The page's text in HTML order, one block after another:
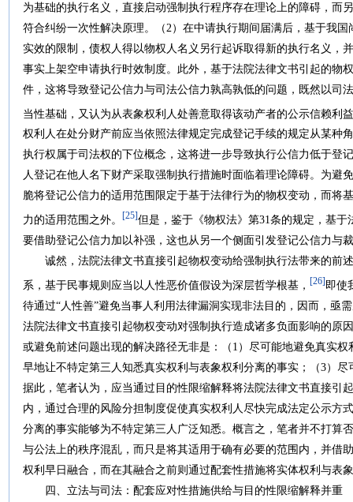
为基础的执行名义，直接启动强制执行程序存在理论上的障碍，而
符合纠纷一次性解决原理。（2）在中请执行期间届满后，基于我
实效的限制，债权人得以物权人名义另行起诉取得新的执行名义，
事实上架空申请执行时效制度。此外，基于法院法律文书引起的物
件，这将导致登记公信力与司法公信力孰高孰低的问题，既然以司
当性基础，又认为从表象权利人处善意取得该动产者的公示信赖利
权利人在处分财产前应当依照法律规定完成登记手续的规定从某种
执行权属于司法权的下位概念，这将进一步导致执行公信力低于登
人登记在他人名下财产采取强制执行措施时面临着理论障碍。为避
脆将登记公信力的适用范围限定于基于法律行为的物权变动，而将
力的适用范围之外。 [25] 但是，鉴于《物权法》第31条的规定，基
要借助登记公信力加以补强，这也从另一个侧面引发登记公信力与
诚然，法院法律文书直接引起物权变动给强制执行法带来的前
系，基于民事规则应当以人性恶价值假设为深层哲学根基， [26] 即使
待通过“人性善”避免当事人利用法律漏洞实现非法目的，因而，亟
法院法律文书直接引起物权变动对强制执行造成诸多负面影响的原
或避免前述问题出现的解决路径无非是：（1）尽可能地避免真实
早地让不特定第三人知悉真实权利与表象权利分离的事实；（3）
据此，笔者认为，应当通过目的性限缩解释将法院法律文书直接引
内，通过合理的风险分担制度促使真实权利人尽快完成法定公示方
分离的事实能够为不特定第三人广泛知悉。概言之，笔者并不打算
与公法上的秩序混乱，而只是将其适用于确有必要的范围内，并借
权利早日融合，而在其融合之前则通过配套性措施将实体权利与表
四、立法与司法：配套应对性措施供给与目的性限缩解释并重